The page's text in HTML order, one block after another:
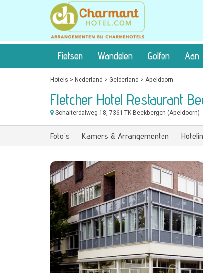
Fietsen Wandelen Golfen Aan
Hotels > Nederland > Gelderland > Apeldoorn
Fletcher Hotel Restaurant
Schalterdalweg 18, 7361 TK Beekbergen (Apeldoorn)
Foto's Kamers & Arrangementen